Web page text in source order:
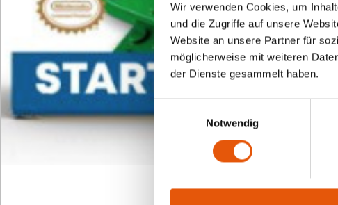
Wir verwenden Cookies, um
und die Zugriffe auf unsere
Website an unsere Partner für
möglicherweise mit weiteren
der Dienste gesammelt haben.
Notwendig